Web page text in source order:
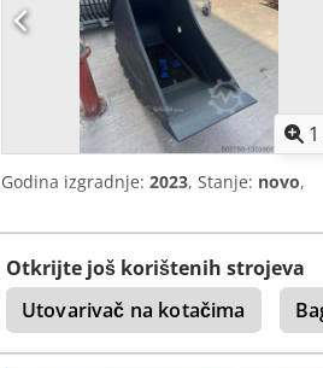
1
Godina izgradnje: 2023, Stanje: novo,
Otkrijte još korištenih strojeva
Utovarivač na kotačima